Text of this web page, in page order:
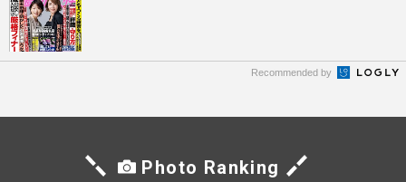
Recommended by
Photo Ranking